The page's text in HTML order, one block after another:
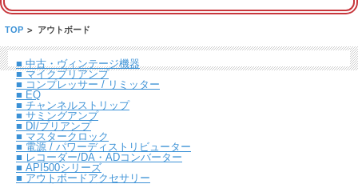
TOP > アウトボード
■ 中古・ヴィンテージ機器
■ マイクプリアンプ
■ コンプレッサー / リミッター
■ EQ
■ チャンネルストリップ
■ サミングアンプ
■ DI/プリアンプ
■ マスタークロック
■ 電源 / パワーディストリビューター
■ レコーダー/DA・ADコンバーター
■ API500シリーズ
■ アウトボードアクセサリー